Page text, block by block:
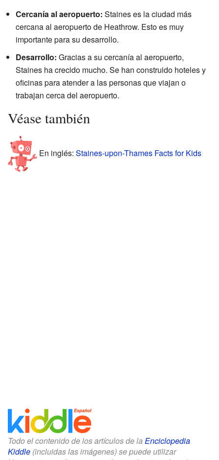
Cercanía al aeropuerto: Staines es la ciudad más
cercana al aeropuerto de Heathrow. Esto es muy
importante para su desarrollo.
Desarrollo: Gracias a su cercanía al aeropuerto,
Staines ha crecido mucho. Se han construido hoteles y
oficinas para atender a las personas que viajan o
trabajan cerca del aeropuerto.
Véase también
En inglés: Staines-upon-Thames Facts for Kids
Todo el contenido de los artículos de la Enciclopedia
Kiddle (incluidas las imágenes) se puede utilizar